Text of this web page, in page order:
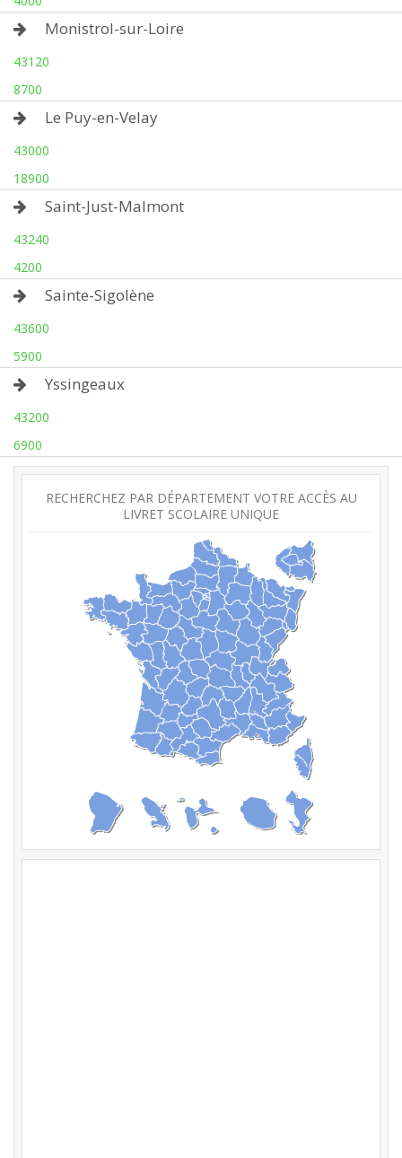
Monistrol-sur-Loire
43120
8700
Le Puy-en-Velay
43000
18900
Saint-Just-Malmont
43240
4200
Sainte-Sigolène
43600
5900
Yssingeaux
43200
6900
RECHERCHEZ PAR DÉPARTEMENT VOTRE ACCÈS AU
LIVRET SCOLAIRE UNIQUE